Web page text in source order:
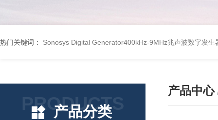
热门关键词： Sonosys Digital Generator400kHz-9MHz兆声波数字发生
PRODUCTS
产品分类
产品中心